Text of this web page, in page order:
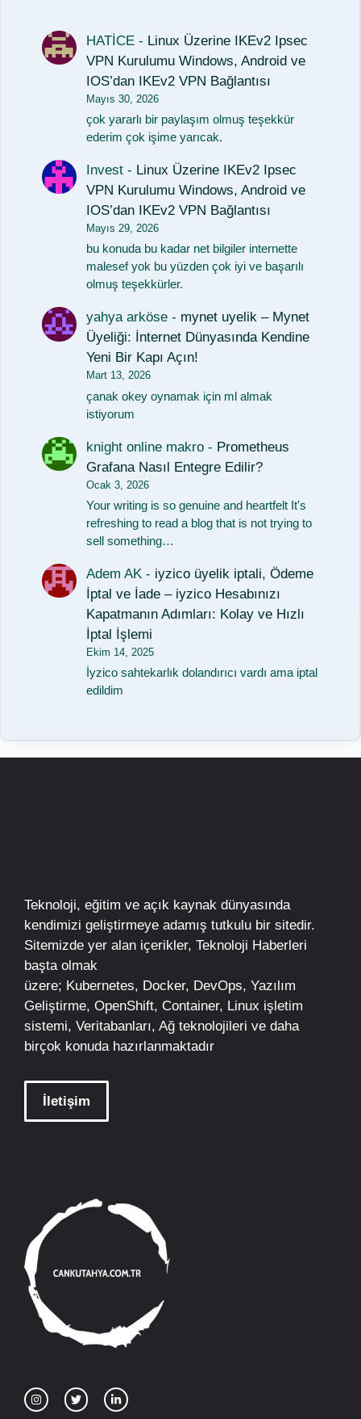
HATİCE - Linux Üzerine IKEv2 Ipsec
VPN Kurulumu Windows, Android ve
IOS’dan IKEv2 VPN Bağlantısı
Mayıs 30, 2026
çok yararlı bir paylaşım olmuş teşekkür
ederim çok işime yarıcak.
Invest - Linux Üzerine IKEv2 Ipsec
VPN Kurulumu Windows, Android ve
IOS’dan IKEv2 VPN Bağlantısı
Mayıs 29, 2026
bu konuda bu kadar net bilgiler internette
malesef yok bu yüzden çok iyi ve başarılı
olmuş teşekkürler.
yahya arköse - mynet uyelik – Mynet
Üyeliği: İnternet Dünyasında Kendine
Yeni Bir Kapı Açın!
Mart 13, 2026
çanak okey oynamak için ml almak
istiyorum
knight online makro - Prometheus
Grafana Nasıl Entegre Edilir?
Ocak 3, 2026
Your writing is so genuine and heartfelt It's
refreshing to read a blog that is not trying to
sell something…
Adem AK - iyzico üyelik iptali, Ödeme
İptal ve İade – iyzico Hesabınızı
Kapatmanın Adımları: Kolay ve Hızlı
İptal İşlemi
Ekim 14, 2025
İyzico sahtekarlık dolandırıcı vardı ama iptal
edildim
Teknoloji, eğitim ve açık kaynak dünyasında
kendimizi geliştirmeye adamış tutkulu bir sitedir.
Sitemizde yer alan içerikler, Teknoloji Haberleri
başta olmak
üzere; Kubernetes, Docker, DevOps, Yazılım
Geliştirme, OpenShift, Container, Linux işletim
sistemi, Veritabanları, Ağ teknolojileri ve daha
birçok konuda hazırlanmaktadır
İletişim